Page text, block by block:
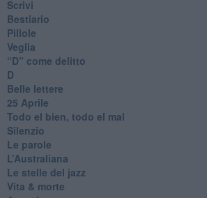
Scrivi
Bestiario
Pillole
Veglia
​“D” come delitto
D
Belle lettere
25 Aprile
Todo el bien, todo el mal
Silenzio
Le parole
​L’Australiana
Le stelle del jazz
Vita & morte